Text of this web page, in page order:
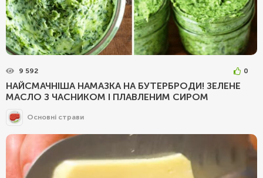
9 592 0
НАЙСМАЧНІША НАМАЗКА НА БУТЕРБРОДИ! ЗЕЛЕНЕ
МАСЛО З ЧАСНИКОМ І ПЛАВЛЕНИМ СИРОМ
Основні страви